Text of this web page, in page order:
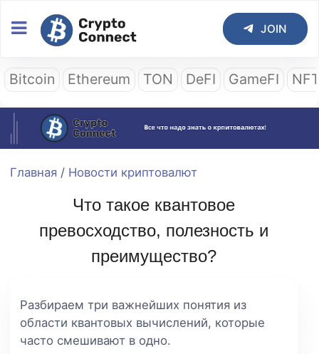
JOIN
Bitcoin Ethereum TON DeFI GameFI
Главная / Новости криптовалют
Что такое квантовое
превосходство, полезность и
преимущество?
Разбираем три важнейших понятия из
области квантовых вычислений, которые
часто смешивают в одно.